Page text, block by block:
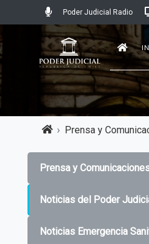
Poder Judicial Radio
Prensa y
Prensa y
Noticias del Poder
Noticias Emergencia